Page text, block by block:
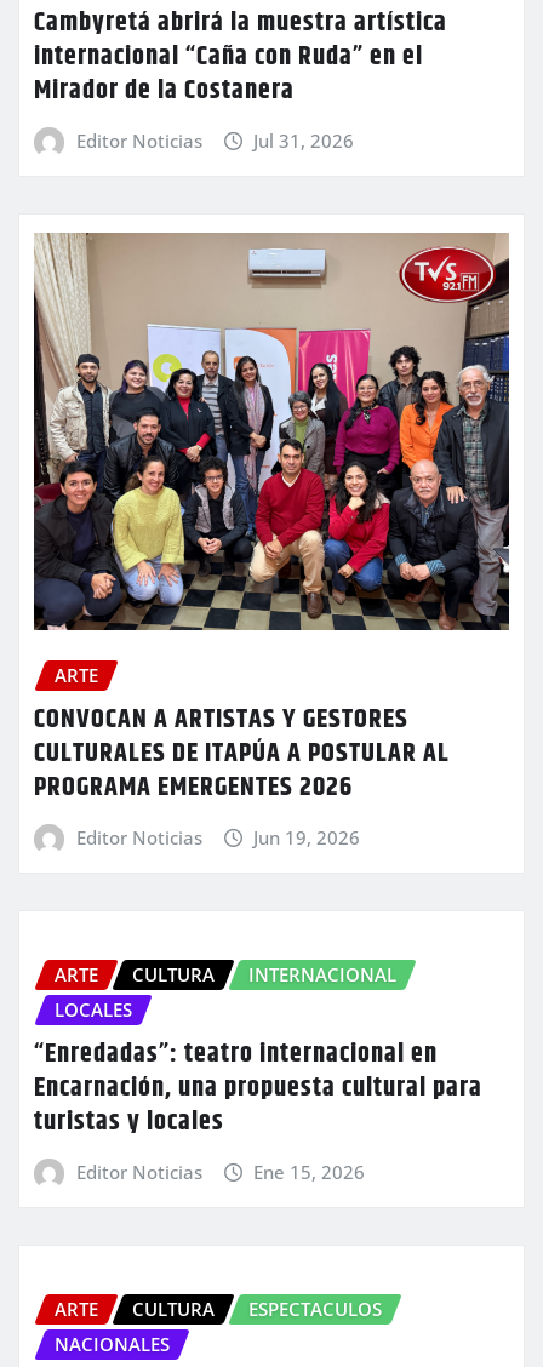
Cambyretá abrirá la muestra artística
internacional “Caña con Ruda” en el
Mirador de la Costanera
Editor Noticias Jul 31, 2026
ARTE
CONVOCAN A ARTISTAS Y GESTORES
CULTURALES DE ITAPÚA A POSTULAR AL
PROGRAMA EMERGENTES 2026
Editor Noticias Jun 19, 2026
ARTE CULTURA
INTERNACIONAL
LOCALES
“Enredadas”: teatro internacional en
Encarnación, una propuesta cultural para
turistas y locales
Editor Noticias Ene 15, 2026
ARTE CULTURA
ESPECTACULOS
NACIONALES